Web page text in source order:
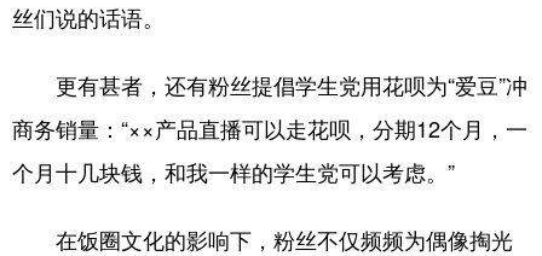
丝们说的话语。
更有甚者，还有粉丝提倡学生党用花呗为“爱豆”冲
商务销量：“××产品直播可以走花呗，分期12个月，一
个月十几块钱，和我一样的学生党可以考虑。”
在饭圈文化的影响下，粉丝不仅频频为偶像掏光